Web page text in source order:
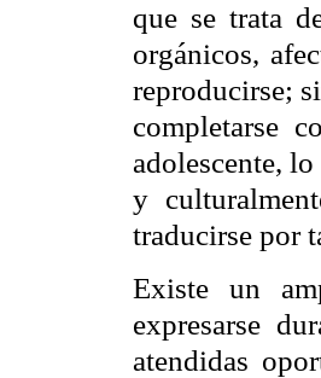
que se trata
orgánicos,
reproducirse;
completarse
adolescente,
y
traducirse por
Existe un
expresarse
atendidas